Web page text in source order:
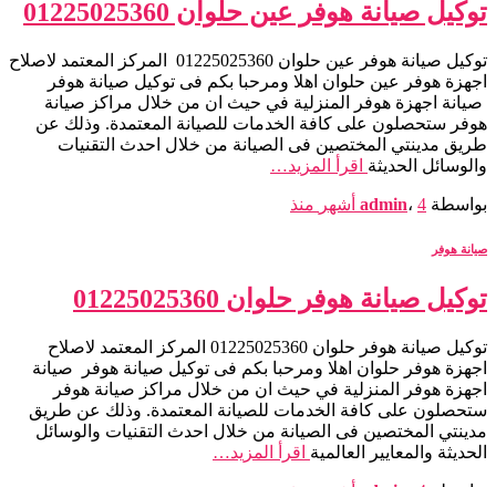
توكيل صيانة هوفر عين حلوان 01225025360
توكيل صيانة هوفر عين حلوان 01225025360 المركز المعتمد لاصلاح
اجهزة هوفر عين حلوان اهلا ومرحبا بكم فى توكيل صيانة هوفر
صيانة اجهزة هوفر المنزلية في حيث ان من خلال مراكز صيانة
هوفر ستحصلون على كافة الخدمات للصيانة المعتمدة. وذلك عن
طريق مدينتي المختصين فى الصيانة من خلال احدث التقنيات
والوسائل الحديثة اقرأ المزيد…
بواسطة admin، 4 أشهر منذ
صيانة هوفر
توكيل صيانة هوفر حلوان 01225025360
توكيل صيانة هوفر حلوان 01225025360 المركز المعتمد لاصلاح
اجهزة هوفر حلوان اهلا ومرحبا بكم فى توكيل صيانة هوفر صيانة
اجهزة هوفر المنزلية في حيث ان من خلال مراكز صيانة هوفر
ستحصلون على كافة الخدمات للصيانة المعتمدة. وذلك عن طريق
مدينتي المختصين فى الصيانة من خلال احدث التقنيات والوسائل
الحديثة والمعايير العالمية اقرأ المزيد…